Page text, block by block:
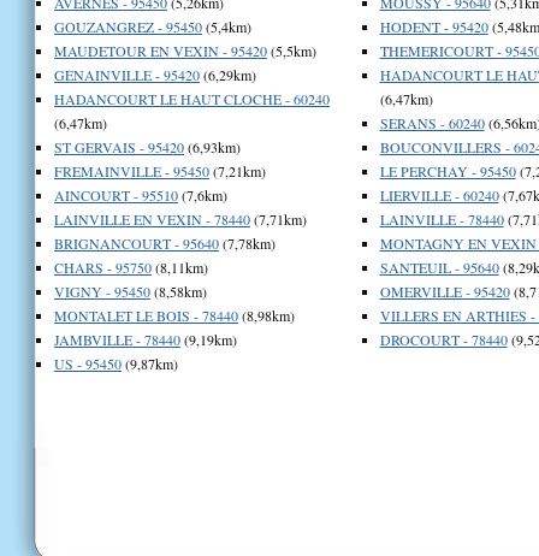
GOUZANGREZ - 95450(5,4km)
MAUDETOUR EN VEXIN - 95420(5,5km)
GENAINVILLE - 95420(6,29km)
HADANCOURT LE HAUT CLOCHE - 60240
(6,47km)
ST GERVAIS - 95420(6,93km)
FREMAINVILLE - 95450(7,21km)
AINCOURT - 95510(7,6km)
LAINVILLE EN VEXIN - 78440(7,71km)
BRIGNANCOURT - 95640(7,78km)
CHARS - 95750(8,11km)
VIGNY - 95450(8,58km)
MONTALET LE BOIS - 78440(8,98km)
JAMBVILLE - 78440(9,19km)
US - 95450(9,87km)
HODENT - 95420
THEMERICOURT -
HADANCOURT LE
(6,47km)
SERANS - 60240
BOUCONVILLERS -
LE PERCHAY - 95450
LIERVILLE - 60240
LAINVILLE - 78440
MONTAGNY EN VEXIN
SANTEUIL - 95640
OMERVILLE - 95420
VILLERS EN ARTHIES -
DROCOURT - 78440